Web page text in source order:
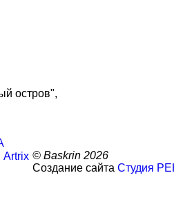
остров",
© Baskrin 2026
Artrix
Создание сайта Студия